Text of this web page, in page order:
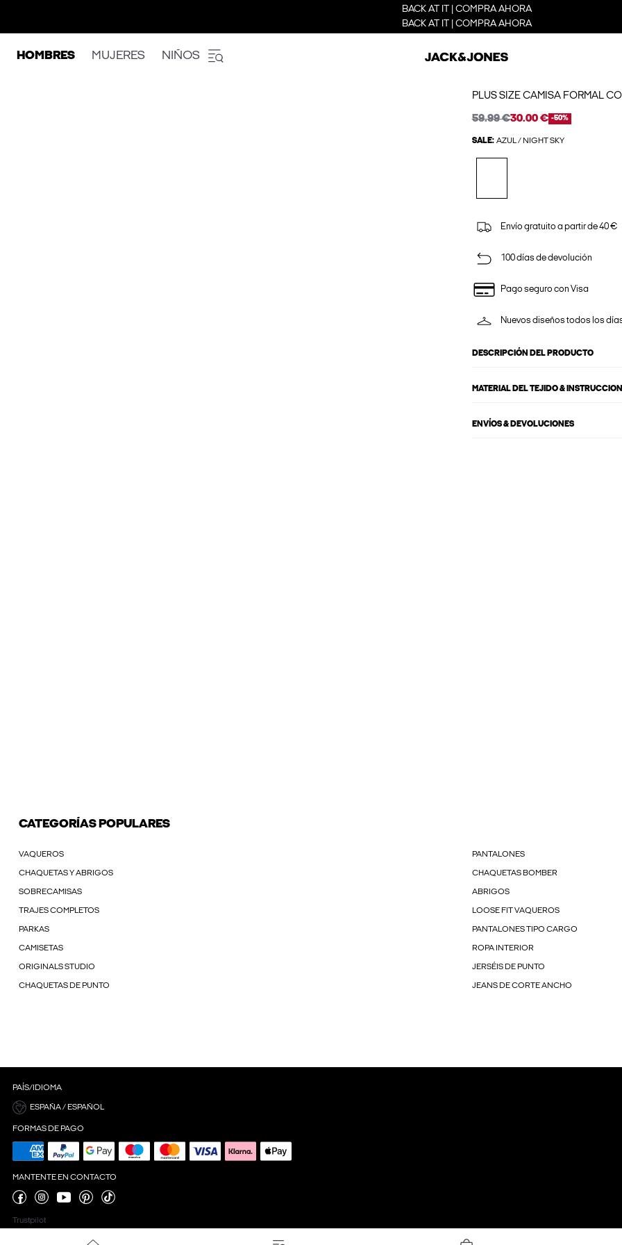
BACK AT IT | COMPRA AHORA
BACK AT IT | COMPRA AHORA
HOMBRES MUJERES NIÑOS
PLUS SIZE CAMISA FORMAL
59.99 €30.00 € -50%
SALE: AZUL / NIGHT SKY
Envío gratuito a partir de 40 €
100 días de devolución
Pago seguro con Visa
Nuevos diseños todos los
DESCRIPCIÓN DEL PRODUCTO
MATERIAL DEL TEJIDO &
ENVÍOS & DEVOLUCIONES
CATEGORÍAS POPULARES
VAQUEROS PANTALONES
CHAQUETAS Y ABRIGOS CHAQUETAS BOMBER
SOBRECAMISAS ABRIGOS
TRAJES COMPLETOS LOOSE FIT VAQUEROS
PARKAS PANTALONES TIPO CARGO
CAMISETAS ROPA INTERIOR
ORIGINALS STUDIO JERSÉIS DE PUNTO
CHAQUETAS DE PUNTO JEANS DE CORTE ANCHO
PAÍS/IDIOMA
ESPAÑA / ESPAÑOL
FORMAS DE PAGO
MANTENTE EN CONTACTO
Trustpilot